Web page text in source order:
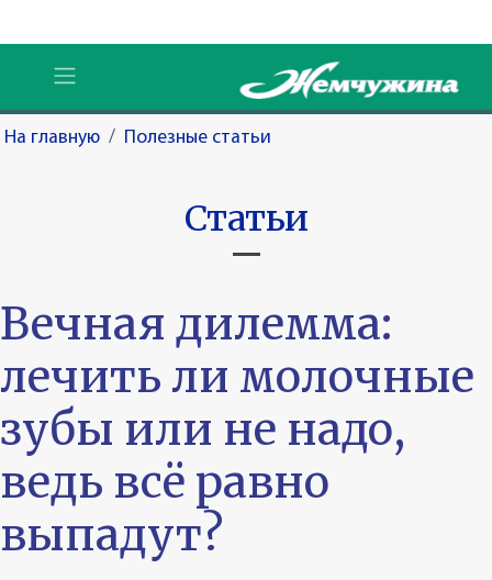
На главную / Полезные статьи
Статьи
Вечная дилемма:
лечить ли молочные
зубы или не надо,
ведь всё равно
выпадут?